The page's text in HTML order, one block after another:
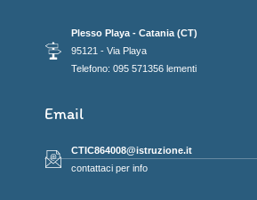
Plesso Playa - Catania (CT)
95121 - Via Playa
Telefono: 095 571356 lementi
Email
CTIC864008@istruzione.it
contattaci per info